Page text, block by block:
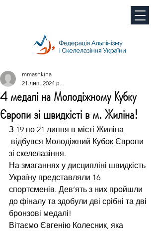
4 медалі на Молодіжному Кубку
Європи зі швидкісті в м. Жиліна!
mmashkina
21 лип. 2024 р.
З 19 по 21 липня в місті Жиліна
відбувся Молодіжний Кубок Європи
зі скелелазіння.
На змаганнях у дисципліні швидкість
Україну представляли 16
спортсменів. Дев’ять з них пройшли
до фіналу та здобули дві срібні та дві
бронзові медалі!
Вітаємо Євгенію Колесник, яка